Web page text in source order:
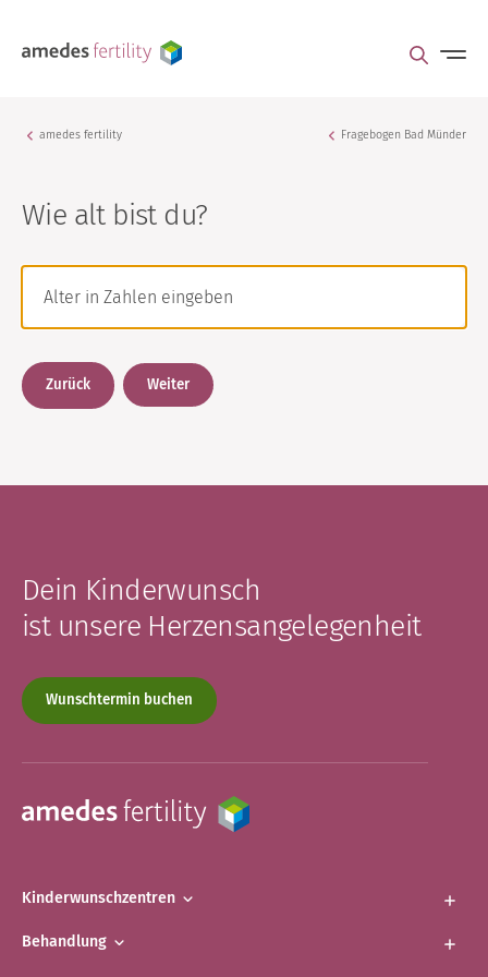
amedes fertility Fragebogen Bad Münder
Wie alt bist du?
Zurück Weiter
Dein Kinderwunsch
ist unsere Herzensangelegenheit
Wunschtermin buchen
Kinderwunschzentren
Behandlung